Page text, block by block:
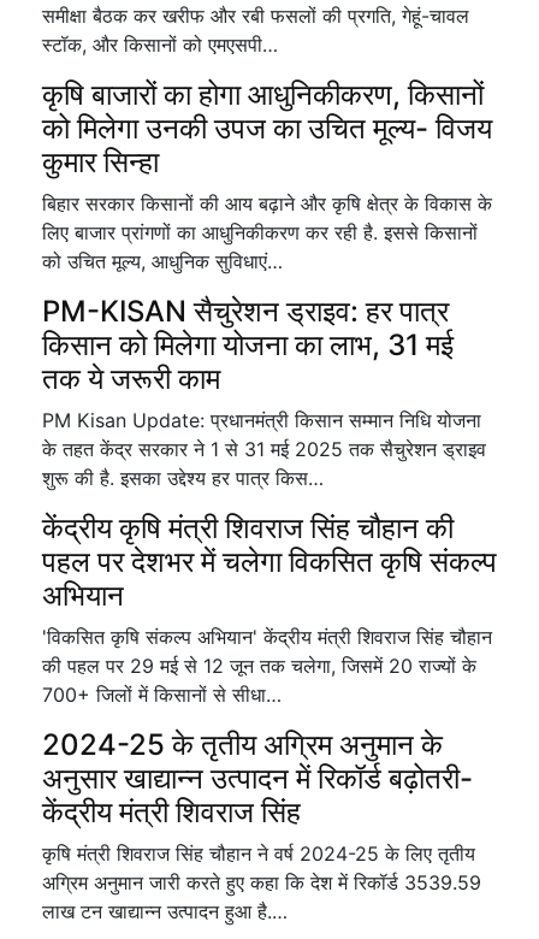
समीक्षा बैठक कर खरीफ और रबी फसलों की प्रगति, गेहूं-चावल
स्टॉक, और किसानों को एमएसपी…
कृषि बाजारों का होगा आधुनिकीकरण, किसानों
को मिलेगा उनकी उपज का उचित मूल्य- विजय
कुमार सिन्हा
बिहार सरकार किसानों की आय बढ़ाने और कृषि क्षेत्र के विकास के
लिए बाजार प्रांगणों का आधुनिकीकरण कर रही है. इससे किसानों
को उचित मूल्य, आधुनिक सुविधाएं…
PM-KISAN सैचुरेशन ड्राइव: हर पात्र
किसान को मिलेगा योजना का लाभ, 31 मई
तक ये जरूरी काम
PM Kisan Update: प्रधानमंत्री किसान सम्मान निधि योजना
के तहत केंद्र सरकार ने 1 से 31 मई 2025 तक सैचुरेशन ड्राइव
शुरू की है. इसका उद्देश्य हर पात्र किस…
केंद्रीय कृषि मंत्री शिवराज सिंह चौहान की
पहल पर देशभर में चलेगा विकसित कृषि संकल्प
अभियान
'विकसित कृषि संकल्प अभियान' केंद्रीय मंत्री शिवराज सिंह चौहान
की पहल पर 29 मई से 12 जून तक चलेगा, जिसमें 20 राज्यों के
700+ जिलों में किसानों से सीधा…
2024-25 के तृतीय अग्रिम अनुमान के
अनुसार खाद्यान्न उत्पादन में रिकॉर्ड बढ़ोतरी-
केंद्रीय मंत्री शिवराज सिंह
कृषि मंत्री शिवराज सिंह चौहान ने वर्ष 2024-25 के लिए तृतीय
अग्रिम अनुमान जारी करते हुए कहा कि देश में रिकॉर्ड 3539.59
लाख टन खाद्यान्न उत्पादन हुआ है.…